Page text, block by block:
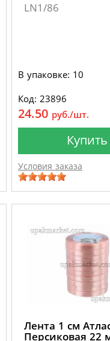
LN1/86
В упаковке: 10
Код: 23896
24.50 руб./шт.
Купить
Условия заказа
Лента 1 см
Персиковая 22